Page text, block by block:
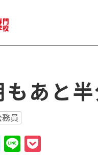
あと半
務員
Hatena
Line